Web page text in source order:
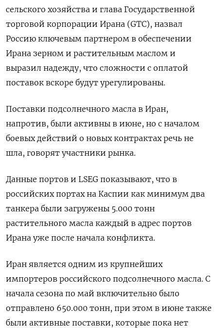
сельского хозяйства и глава Государственной
торговой корпорации Ирана (GTC), назвал
Россию ключевым партнером в обеспечении
Ирана зерном и растительным маслом и
выразил надежду, что сложности с оплатой
поставок вскоре будут урегулированы.
Поставки подсолнечного масла в Иран,
напротив, были активны в июне, но с началом
боевых действий о новых контрактах речь не
шла, говорят участники рынка.
Данные портов и LSEG показывают, что в
российских портах на Каспии как минимум два
танкера были загружены 5.000 тонн
растительного масла каждый в адрес портов
Ирана уже после начала конфликта.
Иран является одним из крупнейших
импортеров российского подсолнечного масла. С
начала сезона по май включительно было
отправлено 650.000 тонн, при этом в июне также
были активные поставки, которые пока нет